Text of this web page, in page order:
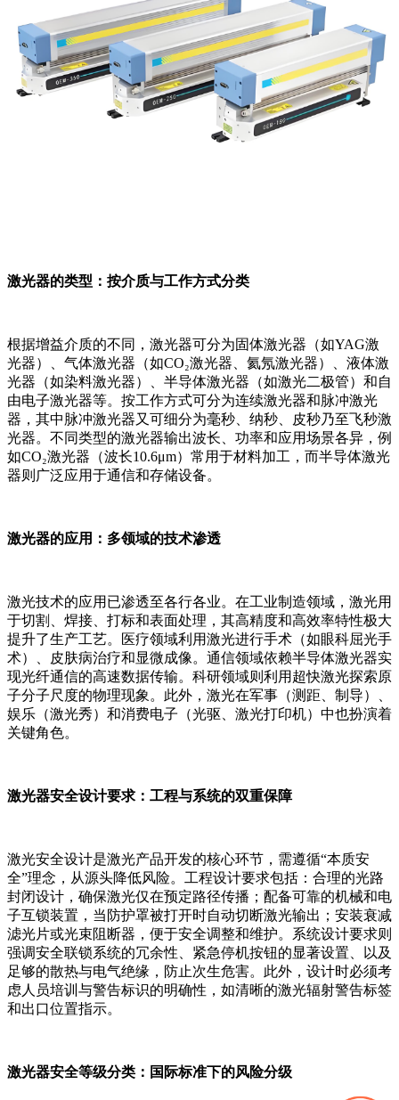
激光器的类型：按介质与工作方式分类
根据增益介质的不同，激光器可分为固体激光器（如YAG激
光器）、气体激光器（如CO₂激光器、氦氖激光器）、液体激
光器（如染料激光器）、半导体激光器（如激光二极管）和自
由电子激光器等。按工作方式可分为连续激光器和脉冲激光
器，其中脉冲激光器又可细分为毫秒、纳秒、皮秒乃至飞秒激
光器。不同类型的激光器输出波长、功率和应用场景各异，例
如CO₂激光器（波长10.6μm）常用于材料加工，而半导体激光
器则广泛应用于通信和存储设备。
激光器的应用：多领域的技术渗透
激光技术的应用已渗透至各行各业。在工业制造领域，激光用
于切割、焊接、打标和表面处理，其高精度和高效率特性极大
提升了生产工艺。医疗领域利用激光进行手术（如眼科屈光手
术）、皮肤病治疗和显微成像。通信领域依赖半导体激光器实
现光纤通信的高速数据传输。科研领域则利用超快激光探索原
子分子尺度的物理现象。此外，激光在军事（测距、制导）、
娱乐（激光秀）和消费电子（光驱、激光打印机）中也扮演着
关键角色。
激光器安全设计要求：工程与系统的双重保障
激光安全设计是激光产品开发的核心环节，需遵循“本质安
全”理念，从源头降低风险。工程设计要求包括：合理的光路
封闭设计，确保激光仅在预定路径传播；配备可靠的机械和电
子互锁装置，当防护罩被打开时自动切断激光输出；安装衰减
滤光片或光束阻断器，便于安全调整和维护。系统设计要求则
强调安全联锁系统的冗余性、紧急停机按钮的显著设置、以及
足够的散热与电气绝缘，防止次生危害。此外，设计时必须考
虑人员培训与警告标识的明确性，如清晰的激光辐射警告标签
和出口位置指示。
激光器安全等级分类：国际标准下的风险分级